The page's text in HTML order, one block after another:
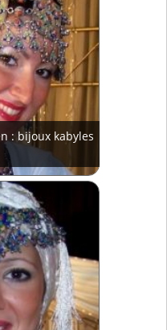
: bijoux kabyles